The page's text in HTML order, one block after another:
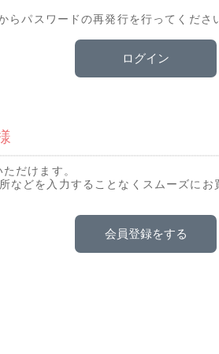
らパスワードの再発行を行ってくださ
ログイン
だけます。
などを入力することなくスムーズにお
会員登録をする